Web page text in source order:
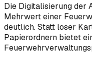
Die Digitalisierung der
Mehrwert einer
deutlich. Statt loser
Papierordnern bietet